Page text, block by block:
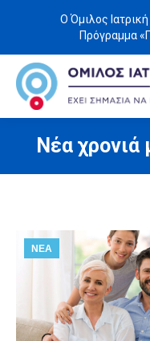
Ο Όμιλος
Πρόγραμμα
Νέα χρονιά
ΝΕΑ